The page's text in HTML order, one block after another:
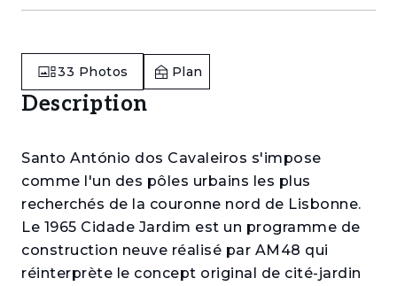
33 Photos Plan
Description
Santo António dos Cavaleiros s'impose
comme l'un des pôles urbains les plus
recherchés de la couronne nord de Lisbonne.
Le 1965 Cidade Jardim est un programme de
construction neuve réalisé par AM48 qui
réinterprète le concept original de cité-jardin